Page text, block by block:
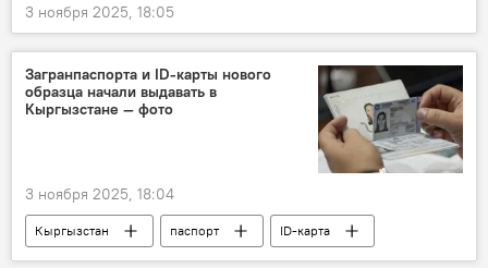
3 ноября 2025, 18:05
Загранпаспорта и ID-карты нового
образца начали выдавать в
Кыргызстане — фото
3 ноября 2025, 18:04
Кыргызстан паспорт
ID-карта
загранпаспорт
ОАО "Учкун"